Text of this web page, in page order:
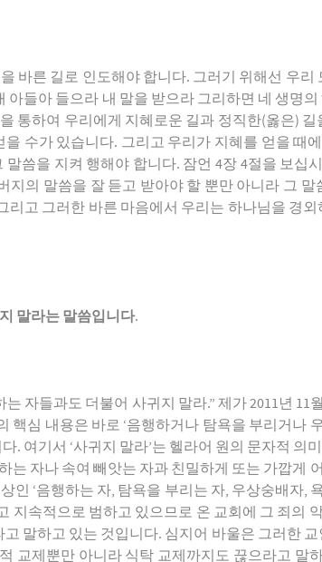
바른 길로 인도해야 합니다. 그러기 위해선 우
들아 들으라 내 말을 받으라 그리하면 네 생명
통하여 우리에게 지혜로운 길과 정직한(옳은)
수가 있습니다. 그리고 우리가 지혜를 얻을 때
씀을 지켜 행해야 합니다. 잠언 4장 4절을 보십
의 말씀을 잘 듣고 받아야 할 뿐만 아니라 그
고 그러한 바른 마음에서 우리는 하나님을 경
말라는 말씀입니다.
자들과도 더불어 사귀지 말라.” 제가 2011년 11
핵심 내용은 바로 ‘음행하거나 탐욕을 부리거나
여기서 ‘사귀지 말라’는 헬라어 원의 문자적 의
자나 속여 빼앗는 자과 친밀하게 또는 가깝게
‘음행하는 자, 탐욕을 부리는 자, 우상숭배자,
지속적으로 범하고 있으므로 온 교회에 그 죄의
말하고 있는 것입니다. 심지어 바울은 그러한
교제뿐만 아니라 식탁 교제까지도 끊으라고 말